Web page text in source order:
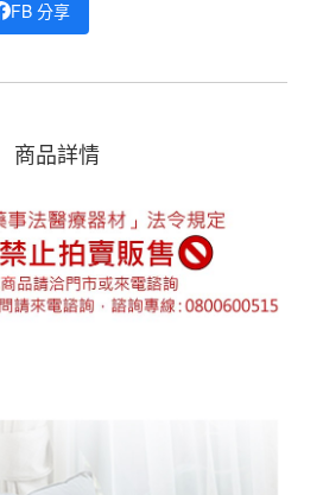
FB 分享
商品詳情